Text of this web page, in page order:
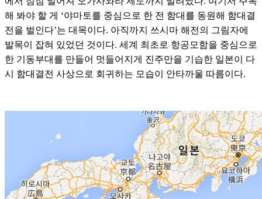
해 봐야 할 게 ‘야마토를 중심으로 한 전 함대를 동원해 함대결
전을 벌인다’는 대목이다. 아직까지 쓰시마 해전의 그림자에
발목이 잡혀 있었던 것이다. 세계 최초로 항공모함을 중심으로
한 기동부대를 만들어 멋들어지게 진주만을 기습한 일본이 다
시 함대결전 사상으로 회귀하는 모습이 안타까울 따름이다.